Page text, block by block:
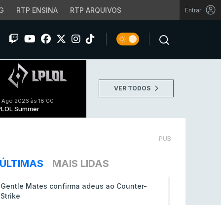
RTP ENSINA RTP ARQUIVOS Entrar
Ago 2026 às 18:00
Summer
VER TODOS
PUB
ÚLTIMAS MAIS LIDAS
Gentle Mates confirma adeus ao Counter-
Strike